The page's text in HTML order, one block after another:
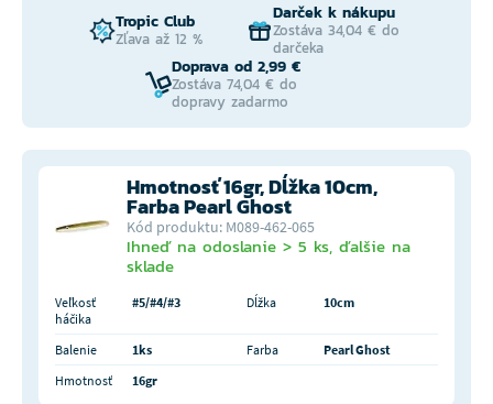
Tropic Club
Zľava až 12 %
Darček k nákupu
Zostáva 34,04 € do
darčeka
Doprava od 2,99 €
Zostáva 74,04 € do
dopravy zadarmo
Hmotnosť 16gr, Dĺžka 10cm,
Farba Pearl Ghost
Kód produktu: M089-462-065
Ihneď na odoslanie > 5 ks, ďalšie na
sklade
Veľkosť
háčika
#5/#4/#3 Dĺžka 10cm
Balenie 1ks Farba
Pearl Ghost
Hmotnosť
16gr